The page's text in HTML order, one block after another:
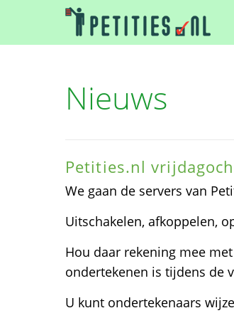
Nieuws
Petities.nl
We gaan de servers van
Uitschakelen, afkoppelen,
Hou daar rekening mee
ondertekenen is tijdens de
U kunt ondertekenaars